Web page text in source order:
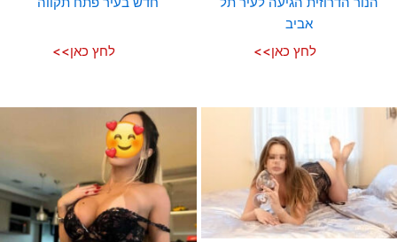
אביב
לחץ כאן>>
לחץ כאן>>